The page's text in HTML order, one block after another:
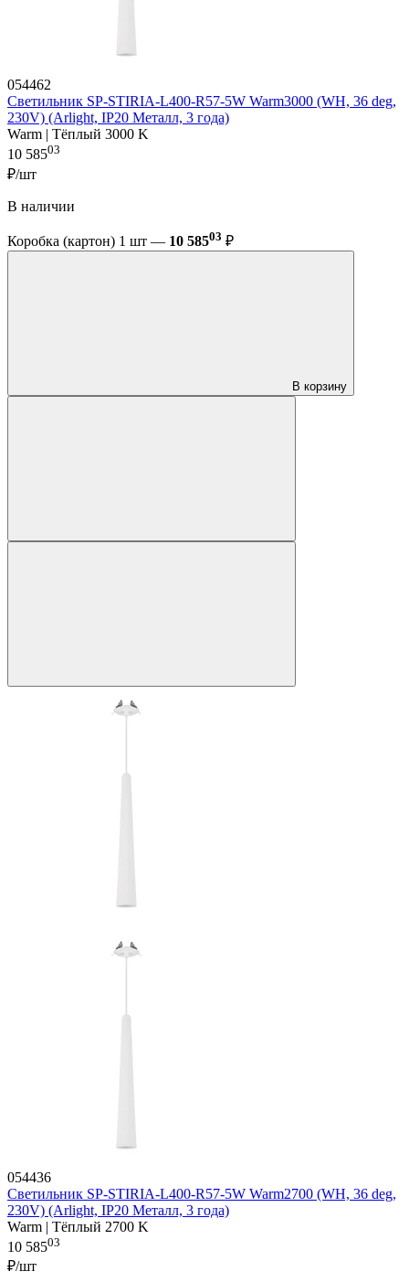
054462
Светильник SP-STIRIA-L400-R57-5W Warm3000 (WH, 36 deg,
230V) (Arlight, IP20 Металл, 3 года)
Warm | Тёплый 3000 K
10 58503
₽/шт
В наличии
Коробка (картон) 1 шт — 10 58503 ₽
В корзину
054436
Светильник SP-STIRIA-L400-R57-5W Warm2700 (WH, 36 deg,
230V) (Arlight, IP20 Металл, 3 года)
Warm | Тёплый 2700 K
10 58503
₽/шт